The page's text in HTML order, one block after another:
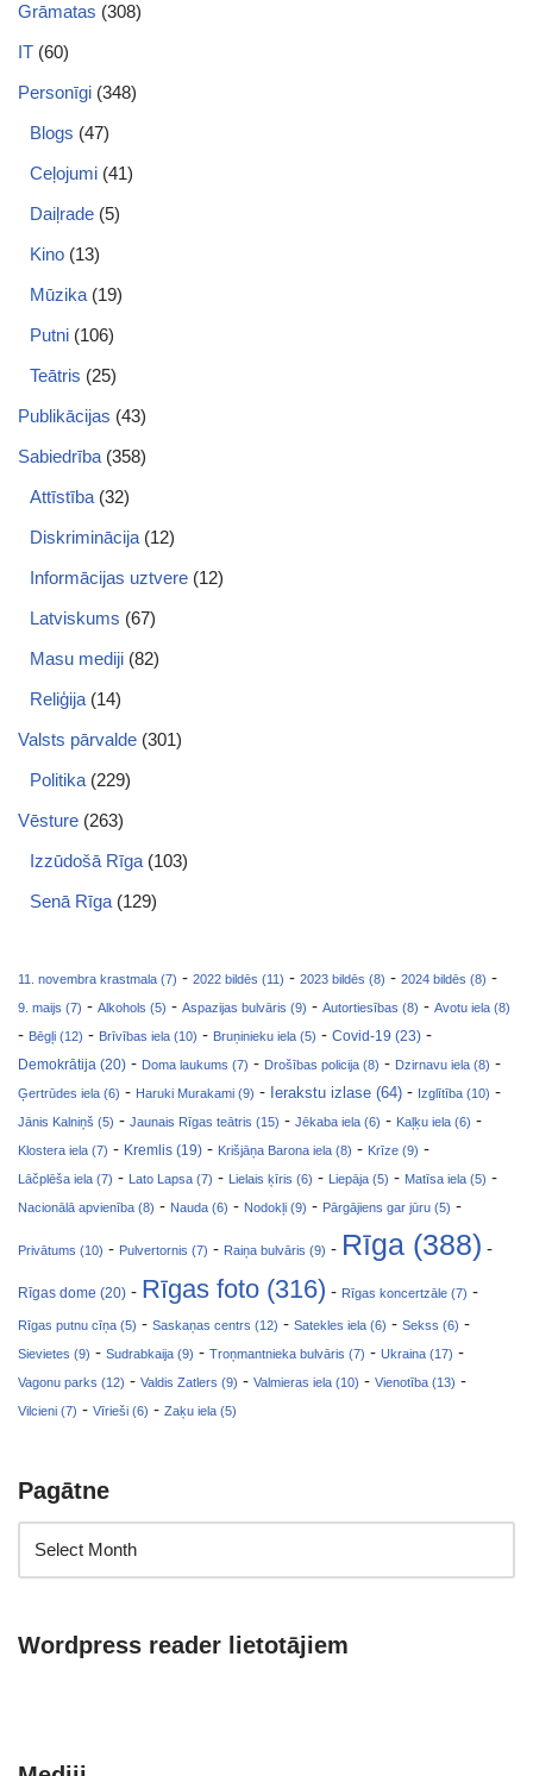
Grāmatas (308)
IT (60)
Personīgi (348)
Blogs (47)
Ceļojumi (41)
Daiļrade (5)
Kino (13)
Mūzika (19)
Putni (106)
Teātris (25)
Publikācijas (43)
Sabiedrība (358)
Attīstība (32)
Diskriminācija (12)
Informācijas uztvere (12)
Latviskums (67)
Masu mediji (82)
Reliģija (14)
Valsts pārvalde (301)
Politika (229)
Vēsture (263)
Izzūdošā Rīga (103)
Senā Rīga (129)
11. novembra krastmala (7) - 2022 bildēs (11) - 2023 bildēs (8) - 2024 bildēs (8) -
9. maijs (7) - Alkohols (5) - Aspazijas bulvāris (9) - Autortiesības (8) - Avotu iela (8)
- Bēgļi (12) - Brīvības iela (10) - Bruņinieku iela (5) - Covid-19 (23) -
Demokrātija (20) - Doma laukums (7) - Drošības policija (8) - Dzirnavu iela (8) -
Ģertrūdes iela (6) - Haruki Murakami (9) - Ierakstu izlase (64) - Izglītība (10) -
Jānis Kalniņš (5) - Jaunais Rīgas teātris (15) - Jēkaba iela (6) - Kaļķu iela (6) -
Klostera iela (7) - Kremlis (19) - Krišjāņa Barona iela (8) - Krīze (9) -
Lāčplēša iela (7) - Lato Lapsa (7) - Lielais ķīris (6) - Liepāja (5) - Matīsa iela (5) -
Nacionālā apvienība (8) - Nauda (6) - Nodokļi (9) - Pārgājiens gar jūru (5) -
Privātums (10) - Pulvertornis (7) - Raiņa bulvāris (9) - Rīga (388) -
Rīgas dome (20) - Rīgas foto (316) - Rīgas koncertzāle (7) -
Rīgas putnu cīņa (5) - Saskaņas centrs (12) - Satekles iela (6) - Sekss (6) -
Sievietes (9) - Sudrabkaija (9) - Troņmantnieka bulvāris (7) - Ukraina (17) -
Vagonu parks (12) - Valdis Zatlers (9) - Valmieras iela (10) - Vienotība (13) -
Vilcieni (7) - Vīrieši (6) - Zaķu iela (5)
Pagātne
Wordpress reader lietotājiem